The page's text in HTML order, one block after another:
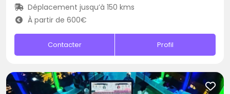
Déplacement jusqu’à 150 kms
À partir de 600€
Contacter Profil